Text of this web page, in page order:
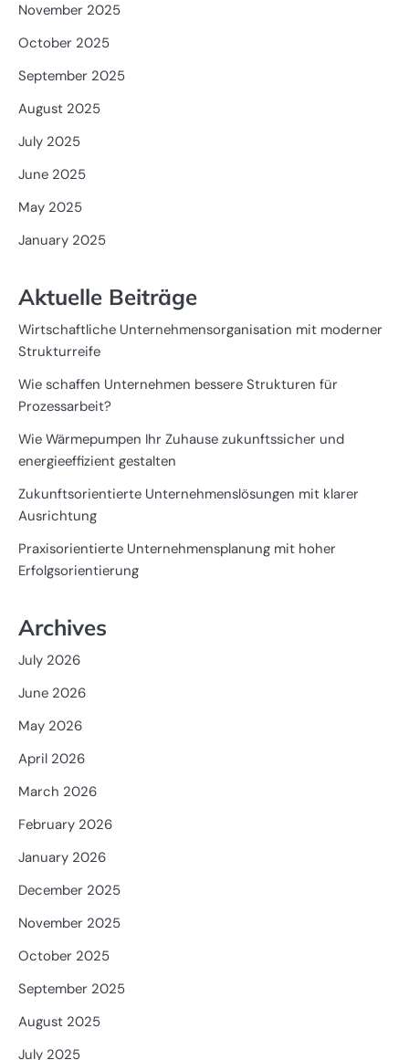
November 2025
October 2025
September 2025
August 2025
July 2025
June 2025
May 2025
January 2025
Aktuelle Beiträge
Wirtschaftliche Unternehmensorganisation mit moderner
Strukturreife
Wie schaffen Unternehmen bessere Strukturen für
Prozessarbeit?
Wie Wärmepumpen Ihr Zuhause zukunftssicher und
energieeffizient gestalten
Zukunftsorientierte Unternehmenslösungen mit klarer
Ausrichtung
Praxisorientierte Unternehmensplanung mit hoher
Erfolgsorientierung
Archives
July 2026
June 2026
May 2026
April 2026
March 2026
February 2026
January 2026
December 2025
November 2025
October 2025
September 2025
August 2025
July 2025